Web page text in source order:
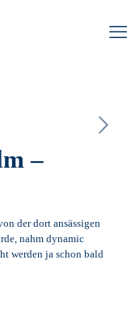
–
der dort ansässigen
nahm dynamic
werden ja schon bald